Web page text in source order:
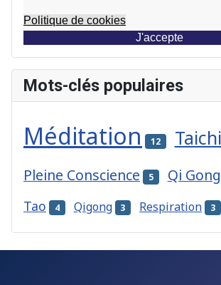
Politique de cookies
J'accepte
Mots-clés populaires
Méditation 12 Taichi
Pleine Conscience 5 Qi Gong
Tao 4 Qigong 3 Respiration 3